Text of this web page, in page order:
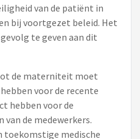
van de patiënt in
bij voortgezet beleid. Het
te geven aan dit
de materniteit moet
voor de recente
hebben voor de
de medewerkers.
toekomstige medische